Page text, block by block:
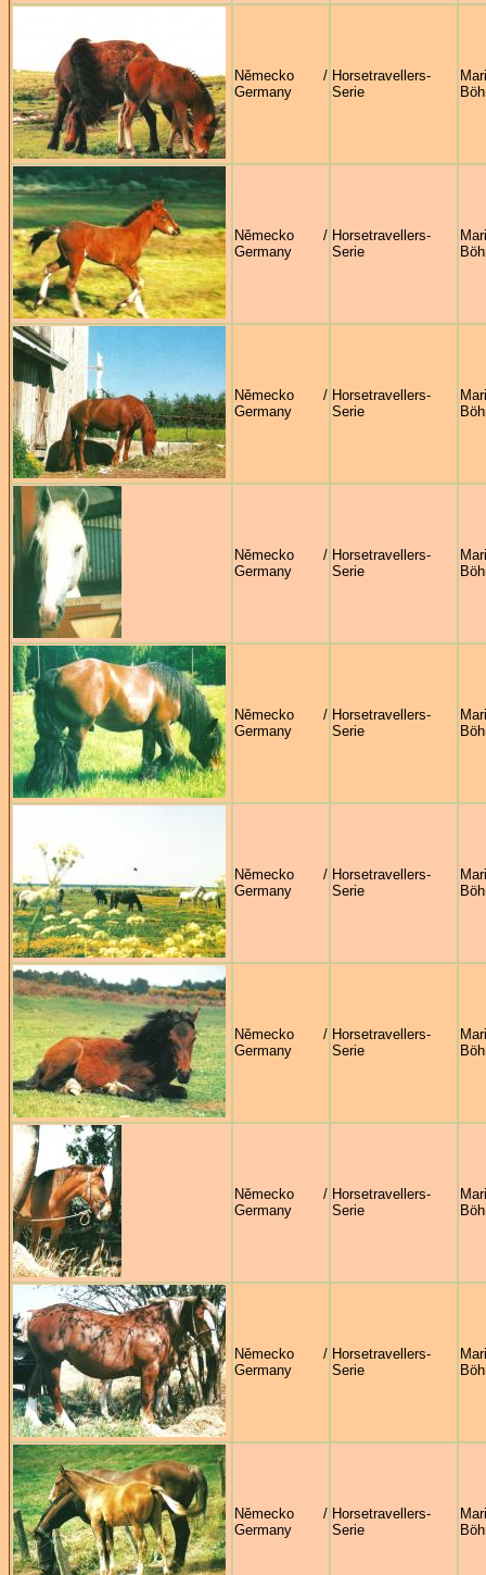
Německo /
Germany
Horsetravellers-
Serie
Německo /
Germany
Horsetravellers-
Serie
Německo /
Germany
Horsetravellers-
Serie
Německo /
Germany
Horsetravellers-
Serie
Německo /
Germany
Horsetravellers-
Serie
Německo /
Germany
Horsetravellers-
Serie
Německo /
Germany
Horsetravellers-
Serie
Německo /
Germany
Horsetravellers-
Serie
Německo /
Germany
Horsetravellers-
Serie
Německo /
Germany
Horsetravellers-
Serie